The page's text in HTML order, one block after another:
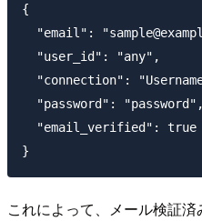
{
"email":
  "user_id": "any",
"connection":
  "password": "password",
  "email_verified": true
これによって、メール検証